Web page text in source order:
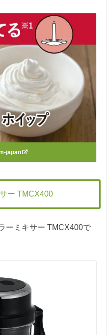
japan
ー TMCX400
ーミキサー TMCX400で